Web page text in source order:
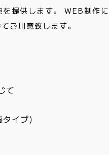
提供します。 WEB制作に
ご用意致します。
て
イプ）